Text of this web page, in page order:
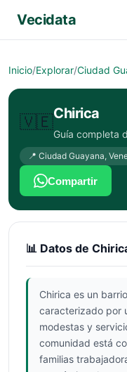
Vecidata
Inicio/Explorar/Ciudad
🇻🇪Chirica
Guía completa
📍 Ciudad Guayana,
Compartir
📊 Datos de
Chirica es un
caracterizado por
modestas y
comunidad está
familias